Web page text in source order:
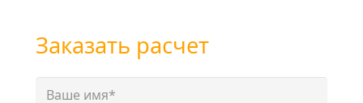
Заказать расчет